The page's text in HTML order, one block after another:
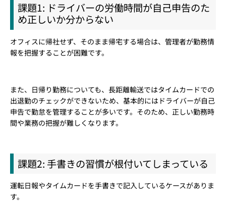
課題1: ドライバーの労働時間が自己申告のた
め正しいか分からない
オフィスに帰社せず、そのまま帰宅する場合は、管理者が勤務情
報を把握することが困難です。
また、日帰り勤務についても、長距離輸送ではタイムカードでの
出退勤のチェックができないため、基本的にはドライバーが自己
申告で勤怠を管理することが多いです。そのため、正しい勤務時
間や業務の把握が難しくなります。
課題2: 手書きの習慣が根付いてしまっている
運転日報やタイムカードを手書きで記入しているケースがありま
す。